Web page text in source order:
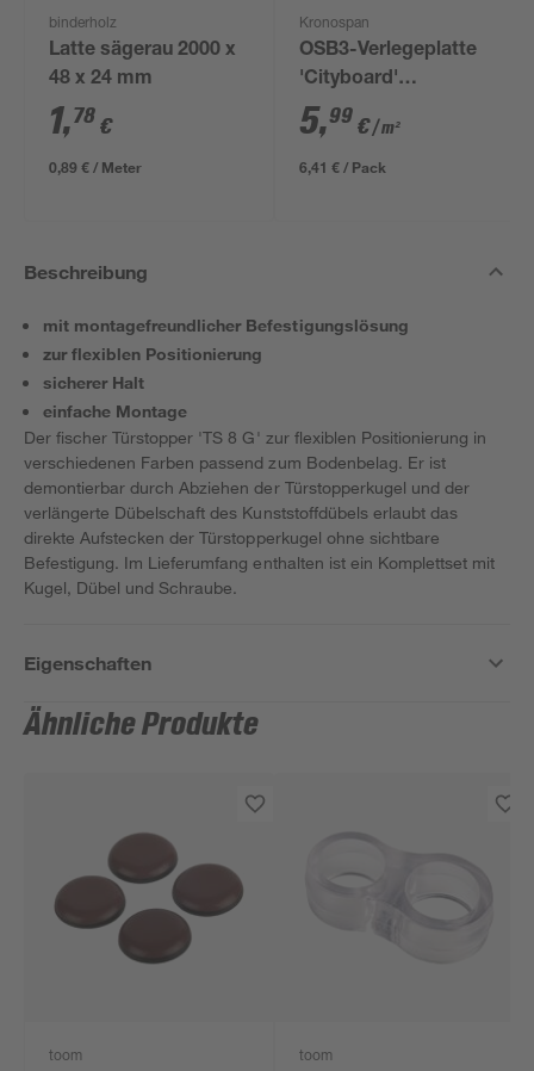
binderholz
Latte sägerau 2000 x
48 x 24 mm
1,78 €
0,89 € / Meter
Kronospan
OSB3-Verlegeplatte
'Cityboard'
ungeschliffen 1690 x
634 x 12 mm
5,99 €/ m²
6,41 € / Pack
Beschreibung
mit montagefreundlicher Befestigungslösung
zur flexiblen Positionierung
sicherer Halt
einfache Montage
Der fischer Türstopper 'TS 8 G' zur flexiblen Positionierung in
verschiedenen Farben passend zum Bodenbelag. Er ist
demontierbar durch Abziehen der Türstopperkugel und der
verlängerte Dübelschaft des Kunststoffdübels erlaubt das
direkte Aufstecken der Türstopperkugel ohne sichtbare
Befestigung. Im Lieferumfang enthalten ist ein Komplettset mit
Kugel, Dübel und Schraube.
Eigenschaften
Ähnliche Produkte
toom toom